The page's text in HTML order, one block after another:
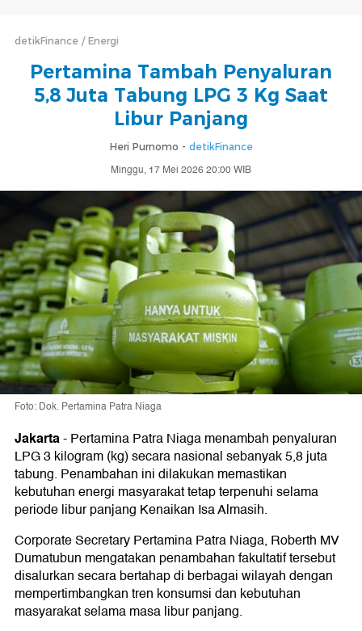
detikFinance Energi
Pertamina Tambah Penyaluran
5,8 Juta Tabung LPG 3 Kg Saat
Libur Panjang
Heri Purnomo - detikFinance
Minggu, 17 Mei 2026 20:00 WIB
Foto: Dok. Pertamina Patra Niaga
Jakarta-Pertamina Patra Niaga menambah penyaluran
LPG 3 kilogram (kg) secara nasional sebanyak 5,8 juta
tabung. Penambahan ini dilakukan memastikan
kebutuhan energi masyarakat tetap terpenuhi selama
periode libur panjang Kenaikan Isa Almasih.
Corporate Secretary Pertamina Patra Niaga, Roberth MV
Dumatubun mengatakan penambahan fakultatif tersebut
disalurkan secara bertahap di berbagai wilayah dengan
mempertimbangkan tren konsumsi dan kebutuhan
masyarakat selama masa libur panjang.